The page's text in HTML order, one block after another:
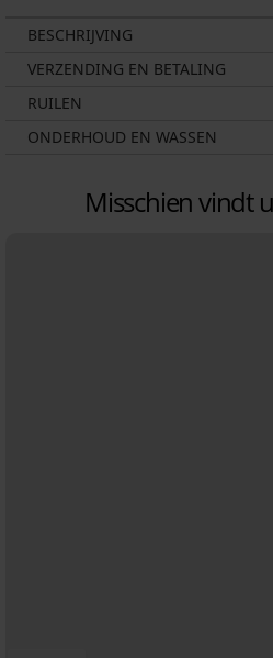
BESCHRIJVING
VERZENDING EN BETALING
RUILEN
ONDERHOUD EN WASSEN
Misschien vindt